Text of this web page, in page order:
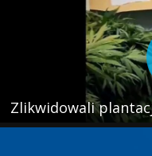
Zlikwidowali